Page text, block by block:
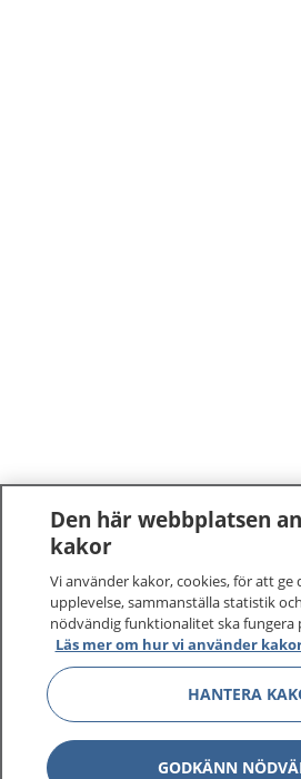
1177 –tryggt om din
På 1177.se får du råd om hälsa
sjukdomar och vilka
Logga in för att läsa din journal
vårdärenden. Ring
sjukvårdsrådgivning dygnet runt.
1177 ger dig råd när du vill må
Den här webbplatsen
kakor
Vi använder kakor, cookies, för att ge
upplevelse, sammanställa statistik
nödvändig funktionalitet ska fungera
Läs mer om hur vi använder
HANTERA
GODKÄNN